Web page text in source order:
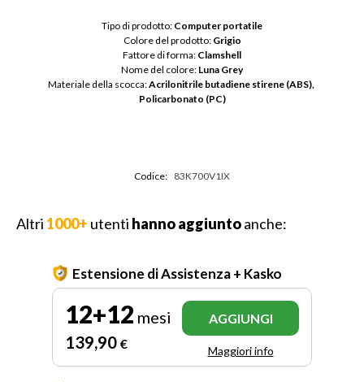
Tipo di prodotto: Computer portatile
Colore del prodotto: Grigio
Fattore di forma: Clamshell
Nome del colore: Luna Grey
Materiale della scocca: Acrilonitrile butadiene stirene (ABS),
Policarbonato (PC)
Codice: 83K700V1IX
Altri 1000+ utenti hanno aggiuntoanche:
Estensione di Assistenza + Kasko
12+12 mesi
139,90 €
AGGIUNGI
Maggiori info